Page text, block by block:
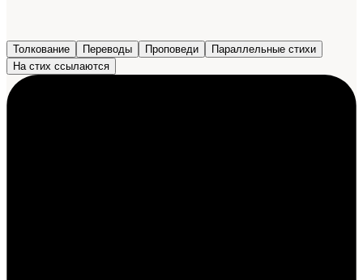
Толкование Переводы Проповеди
Параллельные стихи
На стих ссылаются